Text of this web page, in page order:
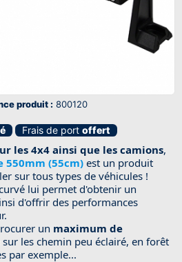
produit : 800120
Frais de port offert
les 4x4 ainsi que les camions,
550mm (55cm) est un produit
sur tous types de véhicules !
lui permet d'obtenir un
d'offrir des performances
un maximum de
sur les chemin peu éclairé, en forêt
par exemple...